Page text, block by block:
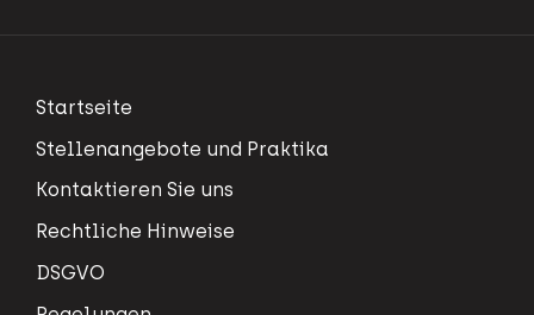
Startseite
Stellenangebote und Praktika
Kontaktieren Sie uns
Rechtliche Hinweise
DSGVO